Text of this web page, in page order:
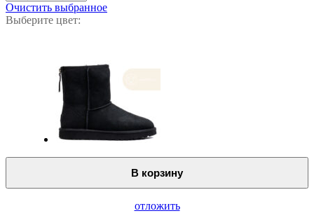
Очистить выбранное
Выберите цвет:
В корзину
отложить